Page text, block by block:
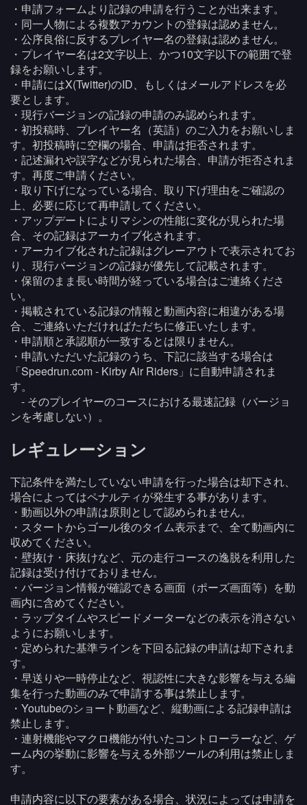
・申請フォームより記録の申請を行うことが出来ます。
・同一人物による複数アカウントの登録は認めません。
・公序良俗に反するプレイヤー名の登録は認めません。
・プレイヤー名は2文字以上、かつ10文字以下の範囲で登
録をお願いします。
・申請にはX(Twitter)のID、もしくはメールアドレスを必
要とします。
・現行バージョンの記録の申請のみ認められます。
・初投稿時、プレイヤー名（英語）のご入力をお願いしま
す。初投稿時に空欄の場合、申請は拒否されます。
・記述漏れや誤字などが見られた場合、申請が拒否されま
す。再度ご申請ください。
・取り下げになっている場合、取り下げ理由をご確認の
上、必要に応じて再申請してください。
・アップデートによりマシンの性能に変化が見られた場
合、その記録はアーカイブ化されます。
・アーカイブ化された記録はグレーアウトで表示されてお
り、現行バージョンの記録が優先して記載されます。
・保留のまま長い時間が経っている場合はご連絡くださ
い。
・掲載されている記録の情報と動画内容に相違がある場
合、ご連絡いただければただちに修正いたします。
・申請順と承認順が一致するとは限りません。
・申請いただいた記録のうち、下記に該当する場合は
「Speedrun.com - Kirby Air Riders」に自動申請されま
す。
- そのプレイヤーのコースにおける最速記録（バージョ
ンを考慮しない）。
レギュレーション
下記条件を満たしていない申請を行った場合は却下され、
場合によってはペナルティが発生する事があります。
・動画以外の申請は原則として認められません。
・スタートからゴール後のタイム表示まで、全て動画内に
収めてください。
・壁抜け・床抜けなど、元の走行コースの逸脱を利用した
記録は受け付けておりません。
・バージョン情報が確認できる画面（ポーズ画面等）を動
画内に含めてください。
・ラップタイムやスピードメーターなどの表示を消さない
ようにお願いします。
・定められた基準ラインを下回る記録の申請は却下されま
す。
・早送りや一時停止など、視認性に大きな影響を与える編
集を行った動画のみで申請する事は禁止します。
・Youtubeのショート動画など、縦動画による記録申請は
禁止します。
・連射機能やマクロ機能が付いたコントローラーなど、ゲ
ーム内の挙動に影響を与える外部ツールの利用は禁止しま
す。
申請内容に以下の要素がある場合、状況によっては申請を